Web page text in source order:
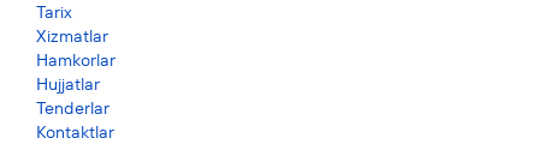
Tarix
Xizmatlar
Hamkorlar
Hujjatlar
Tenderlar
Kontaktlar